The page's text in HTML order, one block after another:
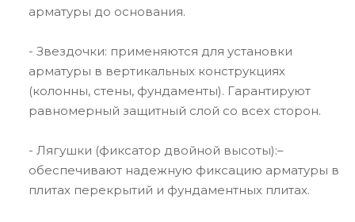
арматуры до основания.
- Звездочки: применяются для установки
арматуры в вертикальных конструкциях
(колонны, стены, фундаменты). Гарантируют
равномерный защитный слой со всех сторон.
- Лягушки (фиксатор двойной высоты):–
обеспечивают надежную фиксацию арматуры в
плитах перекрытий и фундаментных плитах.